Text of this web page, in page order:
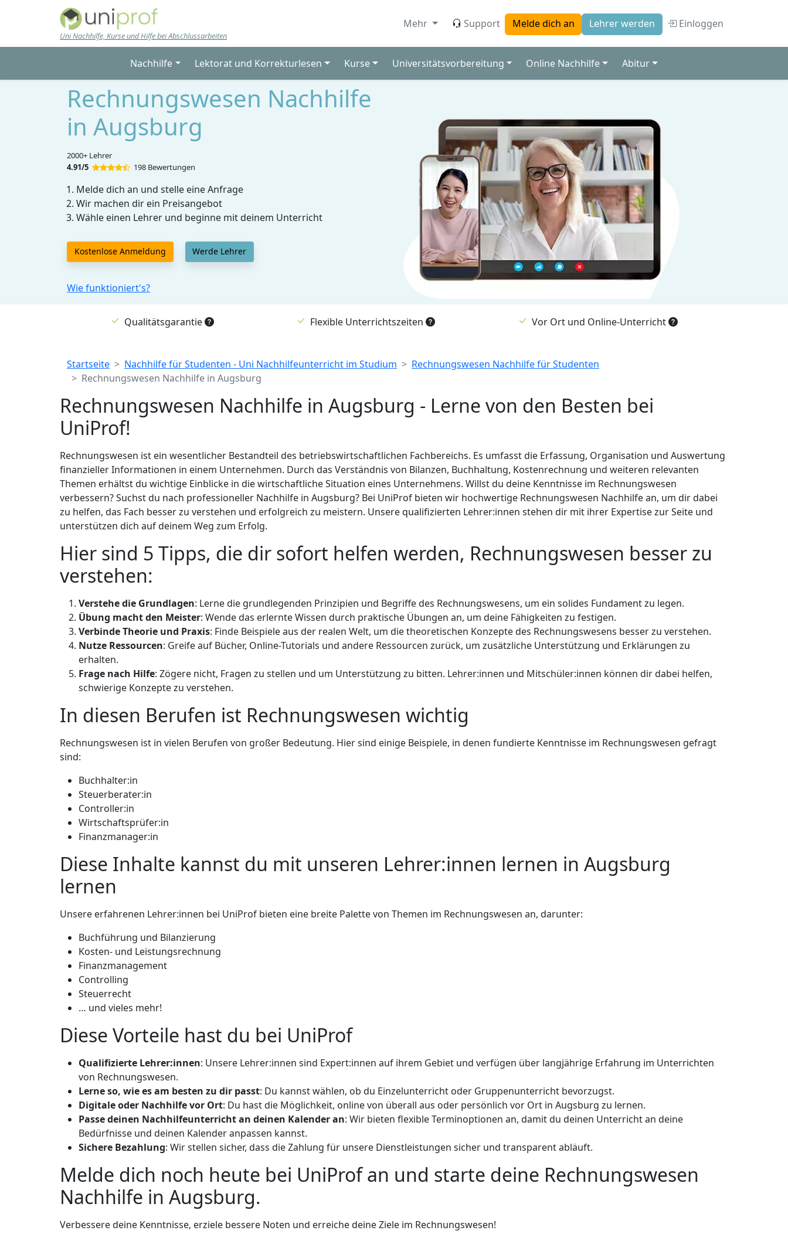
Skip to main content
Uni Nachhilfe, Kurse und Hilfe bei Abschlussarbeiten
Mehr Support Melde dich an Lehrer werden Einloggen
Nachhilfe Lektorat und Korrekturlesen Kurse Universitätsvorbereitung Online Nachhilfe Abitur
Rechnungswesen Nachhilfe
in Augsburg
2000+ Lehrer
4.91/5
198 Bewertungen
Melde dich an und stelle eine Anfrage
Wir machen dir ein Preisangebot
Wähle einen Lehrer und beginne mit deinem Unterricht
Kostenlose Anmeldung Werde Lehrer
Wie funktioniert's?
Qualitätsgarantie Flexible Unterrichtszeiten Vor Ort und Online-Unterricht
Breadcrumb
Startseite Nachhilfe für Studenten - Uni Nachhilfeunterricht im Studium
Rechnungswesen Nachhilfe für Studenten
Rechnungswesen Nachhilfe in Augsburg
Rechnungswesen Nachhilfe in Augsburg - Lerne von den Besten bei
UniProf!
Rechnungswesen ist ein wesentlicher Bestandteil des betriebswirtschaftlichen Fachbereichs. Es umfasst die Erfassung, Organisation und Auswertung
finanzieller Informationen in einem Unternehmen. Durch das Verständnis von Bilanzen, Buchhaltung, Kostenrechnung und weiteren relevanten
Themen erhältst du wichtige Einblicke in die wirtschaftliche Situation eines Unternehmens. Willst du deine Kenntnisse im Rechnungswesen
verbessern? Suchst du nach professioneller Nachhilfe in Augsburg? Bei UniProf bieten wir hochwertige Rechnungswesen Nachhilfe an, um dir dabei
zu helfen, das Fach besser zu verstehen und erfolgreich zu meistern. Unsere qualifizierten Lehrer:innen stehen dir mit ihrer Expertise zur Seite und
unterstützen dich auf deinem Weg zum Erfolg.
Hier sind 5 Tipps, die dir sofort helfen werden, Rechnungswesen besser zu
verstehen:
Verstehe die Grundlagen: Lerne die grundlegenden Prinzipien und Begriffe des Rechnungswesens, um ein solides Fundament zu legen.
Übung macht den Meister: Wende das erlernte Wissen durch praktische Übungen an, um deine Fähigkeiten zu festigen.
Verbinde Theorie und Praxis: Finde Beispiele aus der realen Welt, um die theoretischen Konzepte des Rechnungswesens besser zu verstehen.
Nutze Ressourcen: Greife auf Bücher, Online-Tutorials und andere Ressourcen zurück, um zusätzliche Unterstützung und Erklärungen zu
erhalten.
Frage nach Hilfe: Zögere nicht, Fragen zu stellen und um Unterstützung zu bitten. Lehrer:innen und Mitschüler:innen können dir dabei helfen,
schwierige Konzepte zu verstehen.
In diesen Berufen ist Rechnungswesen wichtig
Rechnungswesen ist in vielen Berufen von großer Bedeutung. Hier sind einige Beispiele, in denen fundierte Kenntnisse im Rechnungswesen gefragt
sind:
Buchhalter:in
Steuerberater:in
Controller:in
Wirtschaftsprüfer:in
Finanzmanager:in
Diese Inhalte kannst du mit unseren Lehrer:innen lernen in Augsburg
lernen
Unsere erfahrenen Lehrer:innen bei UniProf bieten eine breite Palette von Themen im Rechnungswesen an, darunter:
Buchführung und Bilanzierung
Kosten- und Leistungsrechnung
Finanzmanagement
Controlling
Steuerrecht
… und vieles mehr!
Diese Vorteile hast du bei UniProf
Qualifizierte Lehrer:innen: Unsere Lehrer:innen sind Expert:innen auf ihrem Gebiet und verfügen über langjährige Erfahrung im Unterrichten
von Rechnungswesen.
Lerne so, wie es am besten zu dir passt: Du kannst wählen, ob du Einzelunterricht oder Gruppenunterricht bevorzugst.
Digitale oder Nachhilfe vor Ort: Du hast die Möglichkeit, online von überall aus oder persönlich vor Ort in Augsburg zu lernen.
Passe deinen Nachhilfeunterricht an deinen Kalender an: Wir bieten flexible Terminoptionen an, damit du deinen Unterricht an deine
Bedürfnisse und deinen Kalender anpassen kannst.
Sichere Bezahlung: Wir stellen sicher, dass die Zahlung für unsere Dienstleistungen sicher und transparent abläuft.
Melde dich noch heute bei UniProf an und starte deine Rechnungswesen
Nachhilfe in Augsburg.
Verbessere deine Kenntnisse, erziele bessere Noten und erreiche deine Ziele im Rechnungswesen!